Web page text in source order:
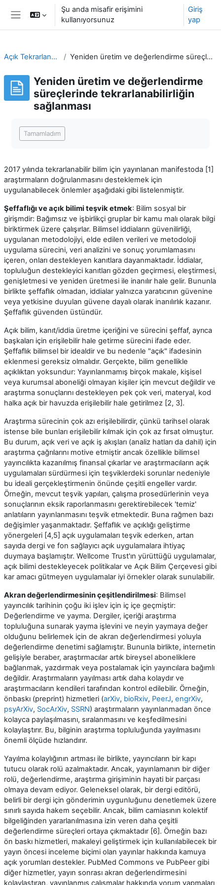
Şu anda misafir erişimini
kullanıyorsunuz
Giriş
yap
Açık Tekrarlanabilir Araştırma Yeniden üretim ve değerlendirme süreçlerinde tekrarlanabilirliğin sağlanması
Yeniden üretim ve değerlendirme
süreçlerinde tekrarlanabilirliğin
sağlanması
Tamamladım
2017 yılında tekrarlanabilir bilim için yayınlanan manifestoda [1]
araştırmaların doğrulanmasını desteklemek için
uygulanabilecek önlemler aşağıdaki gibi listelenmiştir.
Şeffaflığı ve açık bilimi teşvik etmek: Bilim sosyal bir
girişmdir: Bağımsız ve işbirlikçi gruplar bir kamu malı olarak bilgi
biriktirmek üzere çalışırlar. Bilimsel iddiaların güvenilirliği,
uygulanan metodolojiyi, elde edilen verileri ve metodoloji
uygulama sürecini, veri analizini ve sonuç yorumlamasını
içeren, onları destekleyen kanıtlara dayanmaktadır. İddialar,
topluluğun destekleyici kanıtları gözden geçirmesi, eleştirmesi,
genişletmesi ve yeniden üretmesi ile inanılır hale gelir. Bununla
birlikte şeffaflık olmadan, iddialar yalnızca yaratıcının güvenine
veya yetkisine duyulan güvene dayalı olarak inanılırlık kazanır.
Şeffaflık güvenden üstündür.
Açık bilim, kanıt/iddia üretme içeriğini ve sürecini şeffaf, ayrıca
başkaları için erişilebilir hale getirme sürecini ifade eder.
Şeffaflık bilimsel bir idealdir ve bu nedenle "açık" ifadesinin
eklenmesi gereksiz olmalıdır. Gerçekte, bilim genellikle
açıklıktan yoksundur: Yayınlanmamış birçok makale, kişisel
veya kurumsal aboneliği olmayan kişiler için mevcut değildir ve
araştırma sonuçlarını destekleyen pek çok veri, materyal, kod
halka açık bir havuzda erişilebilir hale getirilmez [2, 3].
Araştırma sürecinin çok azı erişilebilirdir, çünkü tarihsel olarak
istense bile bunları erişilebilir kılmak için çok az fırsat olmuştur.
Bu durum, açık veri ve açık iş akışları (analiz hatları da dahil) için
araştırma çağrılarını motive etmiştir ancak özellikle bilimsel
yayıncılıkta kazanılmış finansal çıkarlar ve araştırmacıların açık
uygulamaları sürdürmesi için teşviklerdeki sorunlar nedeniyle
bu ideali gerçekleştirmenin önünde çeşitli engeller vardır.
Örneğin, mevcut teşvik yapıları, çalışma prosedürlerinin veya
sonuçlarının eksik raporlanmasını gerektirebilecek 'temiz'
anlatıların yayınlanmasını teşvik etmektedir. Buna rağmen bazı
değişimler yaşanmaktadır. Şeffaflık ve açıklığı geliştirme
yönergeleri [4,5] açık uygulamaları teşvik ederken, artan
sayıda dergi ve fon sağlayıcı açık uygulamalara ihtiyaç
duymaya başlamıştır. Wellcome Trust'ın yürüttüğü uygulamalar,
açık bilimi destekleyecek politikalar ve Açık Bilim Çerçevesi gibi
kar amacı gütmeyen uygulamalar iyi örnekler olarak sunulabilir.
Akran değerlendirmesinin çeşitlendirilmesi: Bilimsel
yayıncılık tarihinin çoğu iki işlev için iç içe geçmiştir:
Değerlendirme ve yayma. Dergiler, içeriği araştırma
topluluğuna sunarak yayma işlevini ve neyin yaymaya değer
olduğunu belirlemek için de akran değerlendirmesi yoluyla
değerlendirme denetimi sağlamıştır. Bununla birlikte, internetin
gelişiyle beraber, araştırmacılar artık bireysel aboneliklere
bağlanmak, yazdırmak veya postalamak için yayıncılara bağımlı
değildir. Araştırmaların yayılması artık daha kolaydır ve
araştırmacıların kendileri tarafından kontrol edilebilir. Örneğin,
önbaskı (preprint) hizmetleri (arXiv, bioRxiv, PeerJ, engrXiv,
psyArXiv, SocArXiv, SSRN) araştırmaların yayınlanmadan önce
kolayca paylaşılmasını, sıralanmasını ve keşfedilmesini
kolaylaştırır. Bu, bilginin araştırma topluluğunda yayılmasını
önemli ölçüde hızlandırır.
Yayılma kolaylığının artması ile birlikte, yayıncıların bir kapı
tutucu olarak rolü azalmaktadır. Ancak, yayınlamanın bir diğer
rolü, değerlendirme, araştırma girişiminin hayati bir parçası
olmaya devam ediyor. Geleneksel olarak, bir dergi editörü,
belirli bir dergi için gönderimin uygunluğunu denetlemek üzere
sınırlı sayıda hakem seçebilir. Ancak, bilim camiasının kolektif
bilgeliğinden yararlanılmasına izin veren daha çeşitli
değerlendirme süreçleri ortaya çıkmaktadır [6]. Örneğin bazı
ön baskı hizmetleri, makaleyi geliştirmek için kullanılabilecek bir
yayın öncesi inceleme biçimi olan yayınlar hakkında kamuya
açık yorumları destekler. PubMed Commons ve PubPeer gibi
diğer hizmetler, yayın sonrası akran değerlendirmesini
kolaylaştıran, yayınlanmış çalışmalar hakkında yorum yapmaları